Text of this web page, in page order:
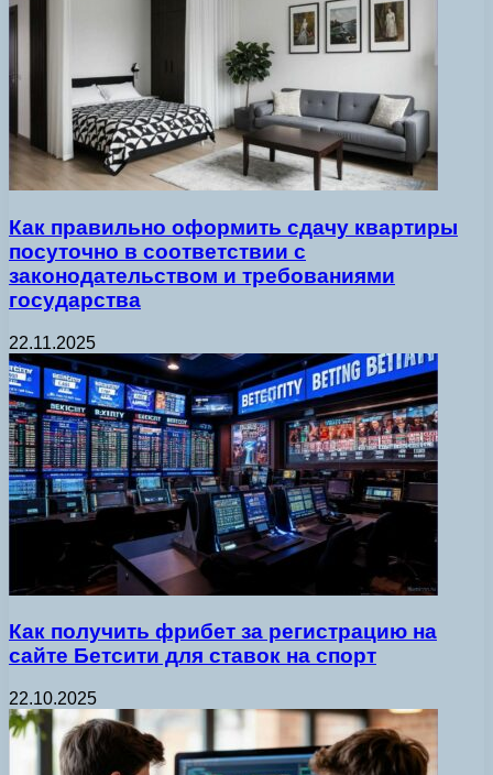
Как правильно оформить сдачу квартиры
посуточно в соответствии с
законодательством и требованиями
государства
22.11.2025
Как получить фрибет за регистрацию на
сайте Бетсити для ставок на спорт
22.10.2025